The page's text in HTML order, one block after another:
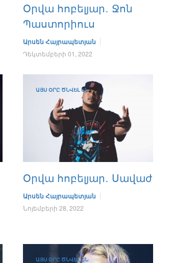
Օրվա հոբելյար․ Ջոն
Պաստորիուս
Արսեն Հայրապետյան
Դեկտեմբերի 01, 2022
ԱՅՍ ՕՐԸ ԾՆՎԵԼ ԵՆ
Օրվա հոբելյար․ Սավաժ
Արսեն Հայրապետյան
Նոյեմբերի 28, 2022
ԱՅՍ ՕՐԸ ԾՆՎԵԼ ԵՆ